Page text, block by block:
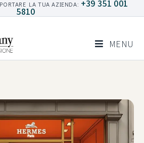
LA TUA AZIENDA: +39 351 001
5810
MENU